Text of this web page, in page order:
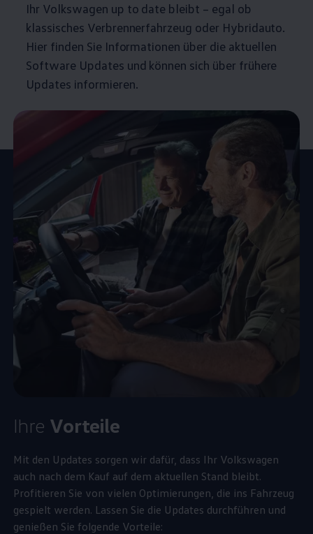
Ihr Volkswagen up to date bleibt – egal ob
klassisches Verbrennerfahrzeug oder Hybridauto.
Hier finden Sie Informationen über die aktuellen
Software Updates und können sich über frühere
Updates informieren.
Ihre Vorteile
Mit den Updates sorgen wir dafür, dass Ihr Volkswagen
auch nach dem Kauf auf dem aktuellen Stand bleibt.
Profitieren Sie von vielen Optimierungen, die ins Fahrzeug
gespielt werden. Lassen Sie die Updates durchführen und
genießen Sie folgende Vorteile: